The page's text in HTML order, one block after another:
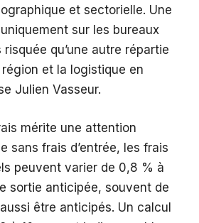
et sectorielle. Une
sur les bureaux
qu’une autre répartie
et la logistique en
Julien Vasseur.
mérite une attention
sans frais d’entrée, les frais
peuvent varier de 0,8 % à
sortie anticipée, souvent de
être anticipés. Un calcul